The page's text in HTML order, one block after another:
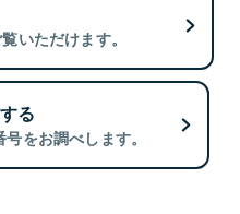
いただけます。
る
をお調べします。